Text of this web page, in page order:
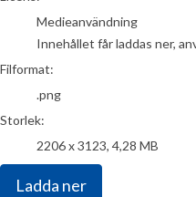
Medieanvändning
Innehållet får laddas ner,
Filformat:
.png
Storlek:
2206 x 3123, 4,28 MB
Ladda ner